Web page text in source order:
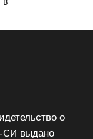
о
СИ выдано